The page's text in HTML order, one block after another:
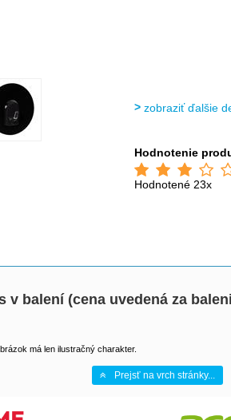
zobraziť ďalšie
Hodnotenie
Hodnotené 23x
balení (cena uvedená za
má len ilustračný charakter.
Prejsť na vrch stránky...